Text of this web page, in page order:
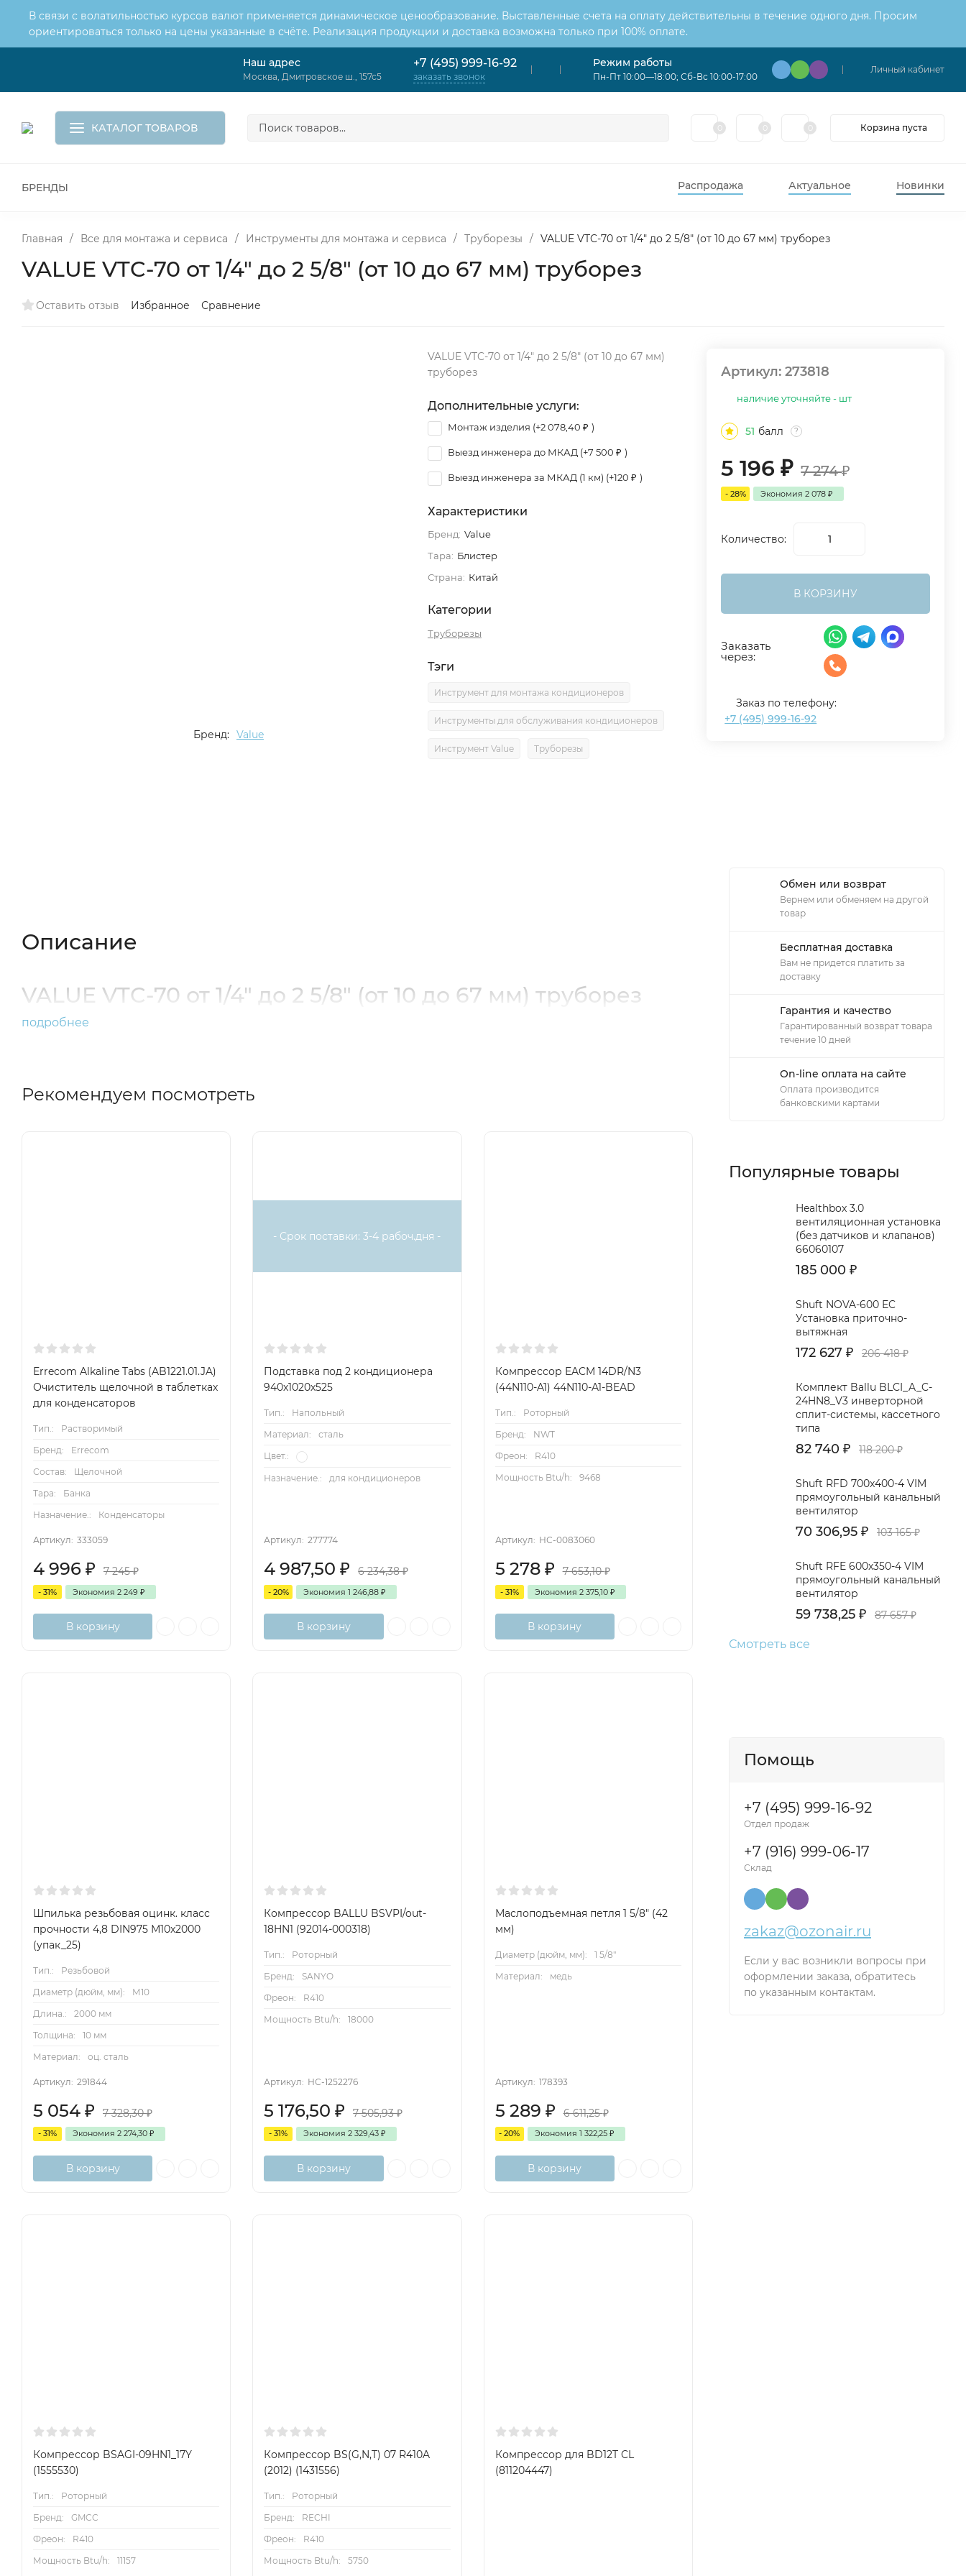
В связи с волатильностью курсов валют применяется динамическое ценообразование. Выставленные счета на оплату действительны в течение одного дня. Просим
ориентироваться только на цены указанные в счёте. Реализация продукции и доставка возможна только при 100% оплате.
Корзина
Наш адрес
Москва, Дмитровское ш., 157с5
+7 (495) 999-16-92
заказать звонок
Режим работы
Пн-Пт 10:00—18:00; Сб-Вс 10:00-17:00
Личный кабинет
КАТАЛОГ ТОВАРОВ Корзина пуста
БРЕНДЫ Распродажа Актуальное Новинки
Главная / Все для монтажа и сервиса / Инструменты для монтажа и сервиса / Труборезы / VALUE VTC-70 от 1/4" до 2 5/8" (от 10 до 67 мм) труборез
VALUE VTC-70 от 1/4" до 2 5/8" (от 10 до 67 мм) труборез
Оставить отзыв Избранное Сравнение
Бренд: Value
VALUE VTC-70 от 1/4" до 2 5/8" (от 10 до 67 мм)
труборез
Дополнительные услуги:
Монтаж изделия (+2 078,40 ₽ )
Выезд инженера до МКАД (+7 500 ₽ )
Выезд инженера за МКАД (1 км) (+120 ₽ )
Характеристики
Бренд: Value
Тара: Блистер
Страна: Китай
Категории
Труборезы
Тэги
Инструмент для монтажа кондиционеров
Инструменты для обслуживания кондиционеров
Инструмент Value Труборезы
Артикул:273818
наличие уточняйте - шт
51 балл ?
5 196₽ 7 274₽
- 28% Экономия2 078₽
Количество:
В КОРЗИНУ
Заказать
через:
Заказ по телефону:
+7 (495) 999-16-92
Описание
VALUE VTC-70 от 1/4" до 2 5/8" (от 10 до 67 мм) труборез
подробнее
Рекомендуем посмотреть
Errecom Alkaline Tabs (AB1221.01.JA)
Очиститель щелочной в таблетках
для конденсаторов
Тип.:
Растворимый
Бренд:
Errecom
Состав:
Щелочной
Тара:
Банка
Назначение.:
Конденсаторы
Артикул: 333059
4 996 ₽ 7 245₽
- 31% Экономия 2 249 ₽
В корзину
- Срок поставки: 3-4 рабоч.дня -
Подставка под 2 кондиционера
940х1020х525
Тип.:
Напольный
Материал:
сталь
Цвет.:
Назначение.: для кондиционеров
Артикул: 277774
4 987,50₽ 6 234,38₽
- 20% Экономия1 246,88₽
В корзину
Компрессор EACM 14DR/N3
(44N110-A1) 44N110-A1-BEAD
Тип.:
Роторный
Бренд:
NWT
Фреон:
R410
Мощность Btu/h:
9468
Артикул: НС-0083060
5 278 ₽ 7 653,10₽
- 31% Экономия 2 375,10 ₽
В корзину
Шпилька резьбовая оцинк. класс
прочности 4,8 DIN975 М10x2000
(упак_25)
Тип.:
Резьбовой
Диаметр (дюйм, мм):
М10
Длина.:
2000 мм
Толщина:
10 мм
Материал:
оц. сталь
Артикул: 291844
5 054 ₽ 7 328,30₽
- 31% Экономия 2 274,30 ₽
В корзину
Компрессор BALLU BSVPI/out-
18HN1 (92014-000318)
Тип.:
Роторный
Бренд:
SANYO
Фреон:
R410
Мощность Btu/h:
18000
Артикул: НС-1252276
5 176,50₽ 7 505,93₽
- 31% Экономия2 329,43₽
В корзину
Маслоподъемная петля 1 5/8" (42
мм)
Диаметр (дюйм, мм):
1 5/8"
Материал:
медь
Артикул: 178393
5 289 ₽ 6 611,25₽
- 20% Экономия 1 322,25 ₽
В корзину
Компрессор BSAGI-09HN1_17Y
(1555530)
Тип.:
Роторный
Бренд:
GMCC
Фреон:
R410
Мощность Btu/h:
11157
Компрессор BS(G,N,T) 07 R410A
(2012) (1431556)
Тип.:
Роторный
Бренд:
RECHI
Фреон:
R410
Мощность Btu/h:
5750
Компрессор для BD12T CL
(811204447)
Обмен или возврат
Вернем или обменяем на другой
товар
Бесплатная доставка
Вам не придется платить за
доставку
Гарантия и качество
Гарантированный возврат товара
течение 10 дней
On-line оплата на сайте
Оплата производится
банковскими картами
Популярные товары
Healthbox 3.0
вентиляционная установка
(без датчиков и клапанов)
66060107
185 000 ₽
Shuft NOVA-600 EC
Установка приточно-
вытяжная
172 627 ₽ 206 418₽
Комплект Ballu BLCI_A_C-
24HN8_V3 инверторной
сплит-системы, кассетного
типа
82 740 ₽ 118 200₽
Shuft RFD 700x400-4 VIM
прямоугольный канальный
вентилятор
70 306,95 ₽ 103 165₽
Shuft RFE 600x350-4 VIM
прямоугольный канальный
вентилятор
59 738,25 ₽ 87 657₽
Смотреть все
Помощь
+7 (495) 999-16-92
Отдел продаж
+7 (916) 999-06-17
Склад
zakaz@ozonair.ru
Если у вас возникли вопросы при
оформлении заказа, обратитесь
по указанным контактам.